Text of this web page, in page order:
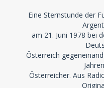
Eine Sternstunde der
am 21. Juni 1978 bei
Österreich
Österreicher. Aus